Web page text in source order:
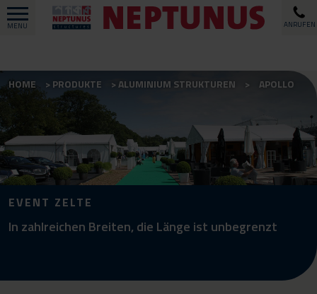
MENU ANRUFEN
HOME PRODUKTE ALUMINIUM STRUKTUREN APOLLO
EVENT ZELTE
In zahlreichen Breiten, die Länge ist unbegrenzt